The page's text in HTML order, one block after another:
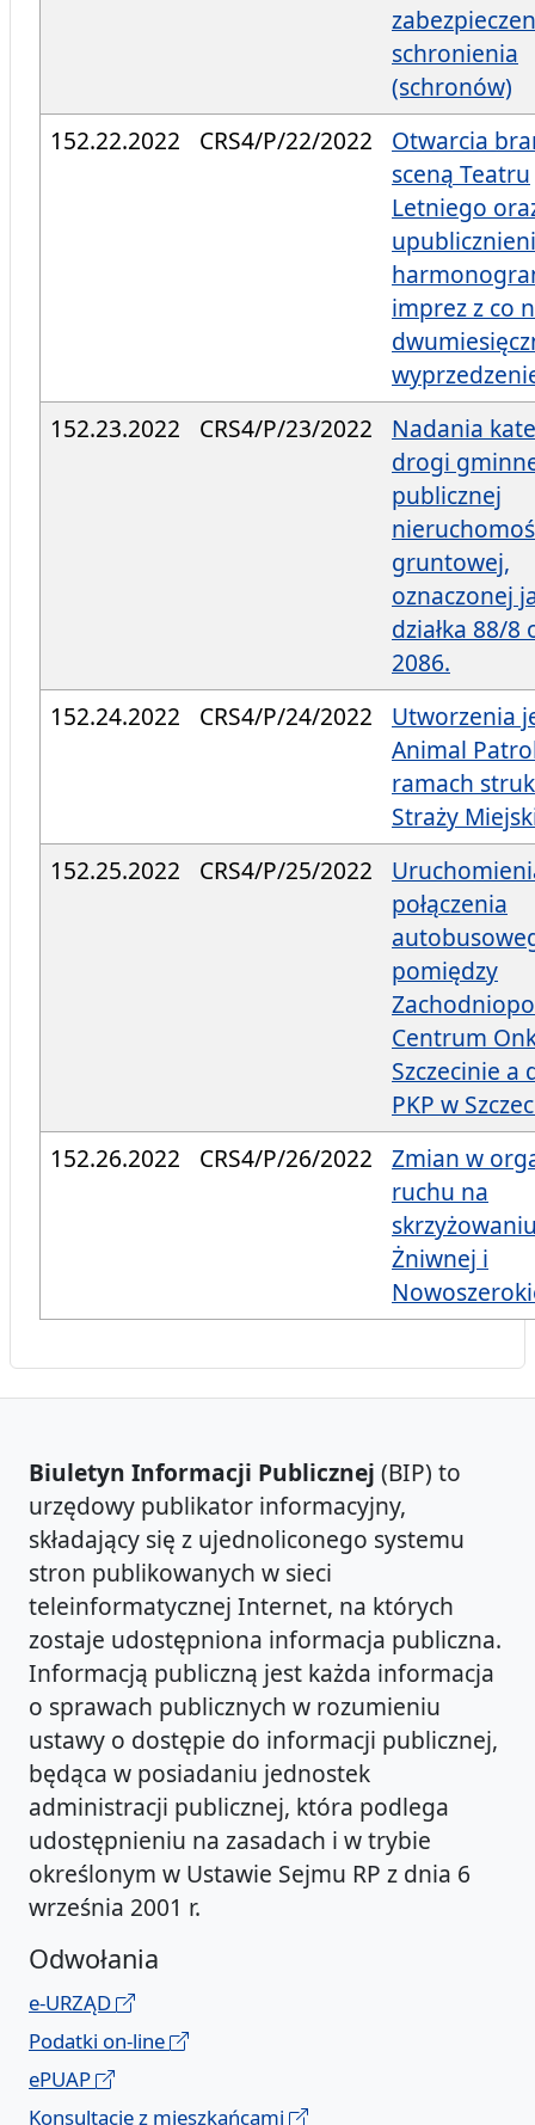
schronienia
(schronów)
152.22.2022
CRS4/P/22/2022
Otwarcia
sceną Teatru
Letniego
imprez z co
152.23.2022
CRS4/P/23/2022
Nadania
drogi
publicznej
gruntowej,
oznaczonej
działka 88/8
2086.
152.24.2022
CRS4/P/24/2022
Utworzenia
Animal
ramach
Straży
152.25.2022
CRS4/P/25/2022
połączenia
pomiędzy
Centrum
Szczecinie a
PKP w
152.26.2022
CRS4/P/26/2022
Zmian w
ruchu na
Żniwnej i
Biuletyn Informacji Publicznej (BIP) to
urzędowy publikator informacyjny,
składający się z ujednoliconego systemu
stron publikowanych w sieci
teleinformatycznej Internet, na których
zostaje udostępniona informacja publiczna.
Informacją publiczną jest każda informacja
o sprawach publicznych w rozumieniu
ustawy o dostępie do informacji publicznej,
będąca w posiadaniu jednostek
administracji publicznej, która podlega
udostępnieniu na zasadach i w trybie
określonym w Ustawie Sejmu RP z dnia 6
września 2001 r.
Odwołania
e-URZĄD
Podatki on-line
ePUAP
Konsultacje z mieszkańcami